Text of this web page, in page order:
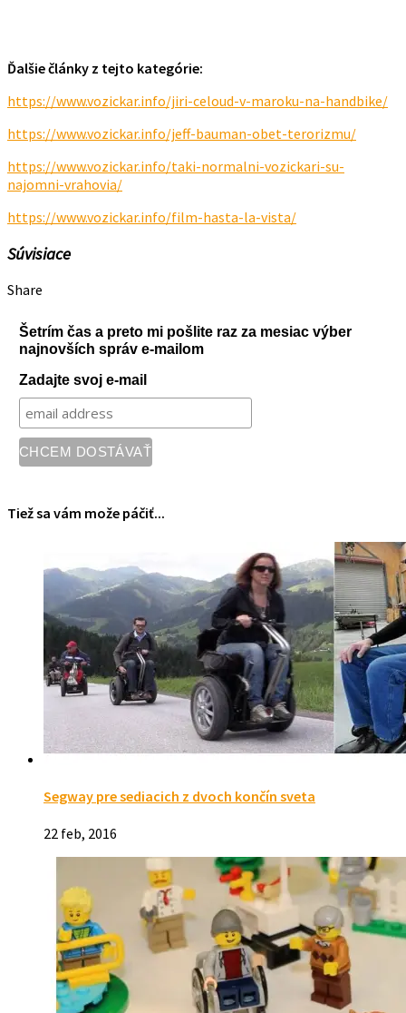
Ďalšie články z tejto kategórie:
https://www.vozickar.info/jiri-celoud-v-maroku-na-handbike/
https://www.vozickar.info/jeff-bauman-obet-terorizmu/
https://www.vozickar.info/taki-normalni-vozickari-su-
najomni-vrahovia/
https://www.vozickar.info/film-hasta-la-vista/
Súvisiace
Share
Šetrím čas a preto mi pošlite raz za mesiac výber
najnovších správ e-mailom
Zadajte svoj e-mail
Tiež sa vám može páčiť...
Segway pre sediacich z dvoch končín sveta
22 feb, 2016